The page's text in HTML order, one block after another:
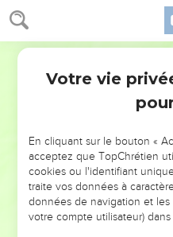
NE MANQUEZ
DE
ET SI LEURS ERREURS
Votre vie
En cliquant sur le bouton «
acceptez que TopChrétien
cookies ou l'identifiant
traite vos données à
données de navigation et
votre compte utilisateur)